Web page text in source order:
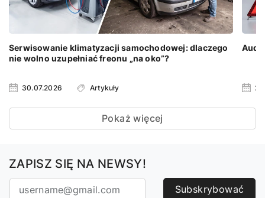
Serwisowanie klimatyzacji samochodowej: dlaczego
nie wolno uzupełniać freonu „na oko”?
30.07.2026 Artykuły
Audi
Pokaż więcej
ZAPISZ SIĘ NA NEWSY!
Subskrybować